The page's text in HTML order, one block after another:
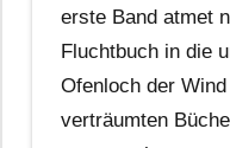
erste Band atmet
Fluchtbuch in die
Ofenloch der
verträumten